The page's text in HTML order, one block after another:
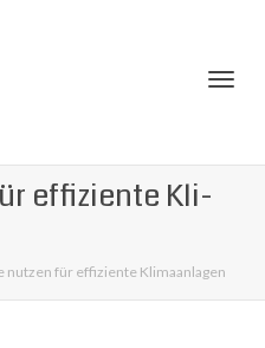
effi­zi­ente Kli­
nutzen für effi­zi­ente Kli­ma­an­la­gen